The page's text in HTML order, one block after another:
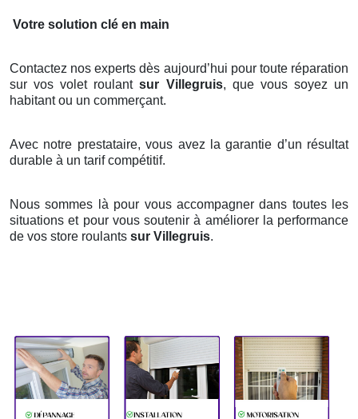
Votre solution clé en main
Contactez nos experts dès aujourd’hui pour toute réparation
sur vos volet roulantsur Villegruis, que vous soyez un
habitant ou un commerçant.
Avec notre prestataire, vous avez la garantie d’un résultat
durable à un tarif compétitif.
Nous sommes là pour vous accompagner dans toutes les
situations et pour vous soutenir à améliorer la performance
de vos store roulants sur Villegruis.